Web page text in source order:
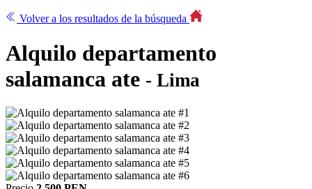
Volver a los resultados de la búsqueda
Alquilo departamento
salamanca ate - Lima